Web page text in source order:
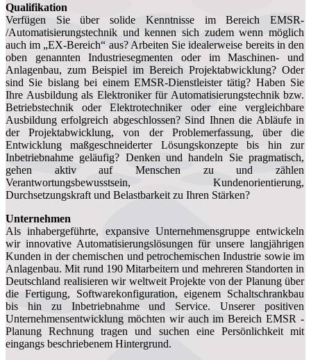
Qualifikation
Verfügen Sie über solide Kenntnisse im Bereich EMSR-
/Automatisierungstechnik und kennen sich zudem wenn möglich
auch im „EX-Bereich“ aus? Arbeiten Sie idealerweise bereits in den
oben genannten Industriesegmenten oder im Maschinen- und
Anlagenbau, zum Beispiel im Bereich Projektabwicklung? Oder
sind Sie bislang bei einem EMSR-Dienstleister tätig? Haben Sie
Ihre Ausbildung als Elektroniker für Automatisierungstechnik bzw.
Betriebstechnik oder Elektrotechniker oder eine vergleichbare
Ausbildung erfolgreich abgeschlossen? Sind Ihnen die Abläufe in
der Projektabwicklung, von der Problemerfassung, über die
Entwicklung maßgeschneiderter Lösungskonzepte bis hin zur
Inbetriebnahme geläufig? Denken und handeln Sie pragmatisch,
gehen aktiv auf Menschen zu und zählen
Verantwortungsbewusstsein, Kundenorientierung,
Durchsetzungskraft und Belastbarkeit zu Ihren Stärken?
Unternehmen
Als inhabergeführte, expansive Unternehmensgruppe entwickeln
wir innovative Automatisierungslösungen für unsere langjährigen
Kunden in der chemischen und petrochemischen Industrie sowie im
Anlagenbau. Mit rund 190 Mitarbeitern und mehreren Standorten in
Deutschland realisieren wir weltweit Projekte von der Planung über
die Fertigung, Softwarekonfiguration, eigenem Schaltschrankbau
bis hin zu Inbetriebnahme und Service. Unserer positiven
Unternehmensentwicklung möchten wir auch im Bereich EMSR -
Planung Rechnung tragen und suchen eine Persönlichkeit mit
eingangs beschriebenem Hintergrund.